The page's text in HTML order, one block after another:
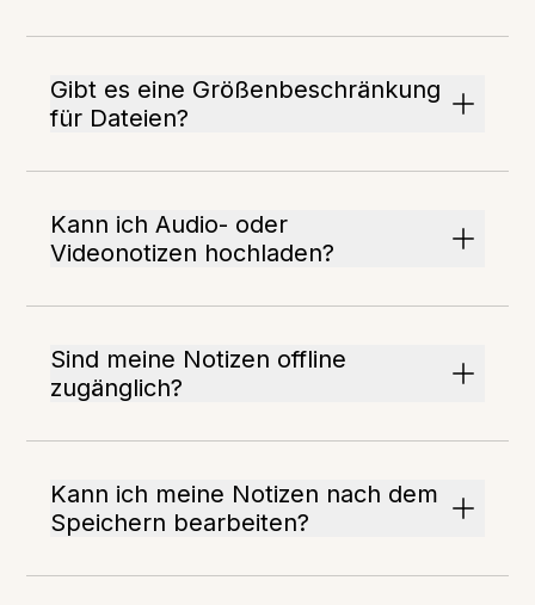
Gibt es eine Größenbeschränkung
für Dateien?
Kann ich Audio- oder
Videonotizen hochladen?
Sind meine Notizen offline
zugänglich?
Kann ich meine Notizen nach dem
Speichern bearbeiten?